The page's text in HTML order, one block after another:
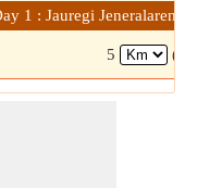
1 : Jauregi Jeneralaren
5 (